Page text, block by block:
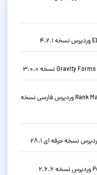
دانلود افزونه سئو حرفه ای رنک مث Rank Math Pro وردپرس فارسی نسخه